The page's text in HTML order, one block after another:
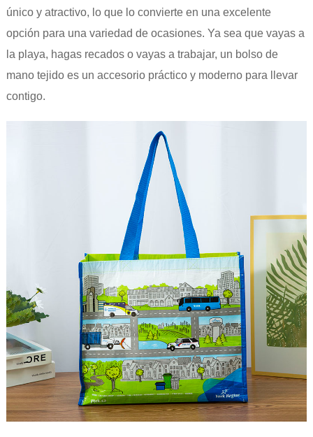
único y atractivo, lo que lo convierte en una excelente
opción para una variedad de ocasiones. Ya sea que vayas a
la playa, hagas recados o vayas a trabajar, un bolso de
mano tejido es un accesorio práctico y moderno para llevar
contigo.